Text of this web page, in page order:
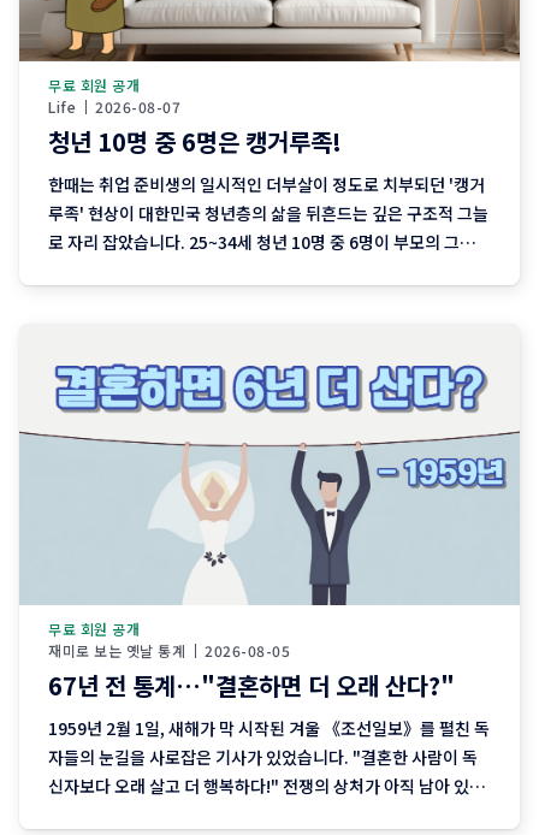
Life 2026-08-07
무료 회원 공개
청년 10명 중 6명은 캥거루족!
한때는 취업 준비생의 일시적인 더부살이 정도로 치부되던 '캥거
루족' 현상이 대한민국 청년층의 삶을 뒤흔드는 깊은 구조적 그늘
로 자리 잡았습니다. 25~34세 청년 10명 중 6명이 부모의 그늘
재미로 보는 옛날 통계 2026-08-05
무료 회원 공개
67년 전 통계…"결혼하면 더 오래 산다?"
1959년 2월 1일, 새해가 막 시작된 겨울 《조선일보》를 펼친 독
자들의 눈길을 사로잡은 기사가 있었습니다. "결혼한 사람이 독
신자보다 오래 살고 더 행복하다!" 전쟁의 상처가 아직 남아 있던